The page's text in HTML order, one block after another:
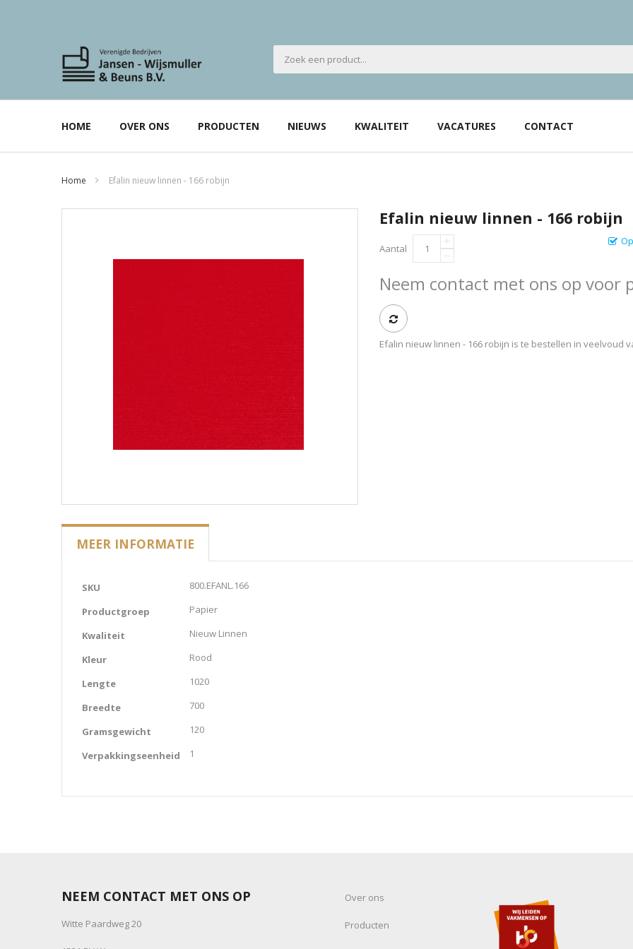
HOME OVER ONS PRODUCTEN NIEUWS KWALITEIT VACATURES CONTACT
Home Efalin nieuw linnen - 166 robijn
Efalin nieuw linnen - 166 robijn
Aantal
Neem contact met ons op voor
Efalin nieuw linnen - 166 robijn is te bestellen in veelvoud
MEER INFORMATIE
SKU 800.EFANL.166
Productgroep Papier
Kwaliteit Nieuw Linnen
Kleur Rood
Lengte 1020
Breedte 700
Gramsgewicht 120
Verpakkingseenheid 1
NEEM CONTACT MET ONS OP
Witte Paardweg 20
Over ons
Producten